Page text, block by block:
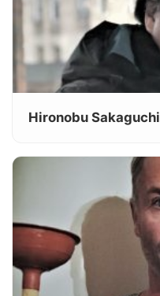
Hironobu Sakaguchi